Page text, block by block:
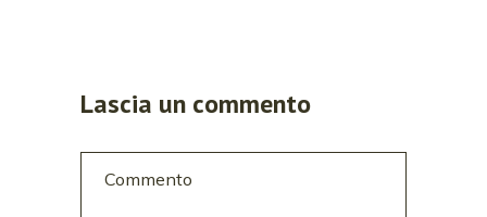
Lascia un commento